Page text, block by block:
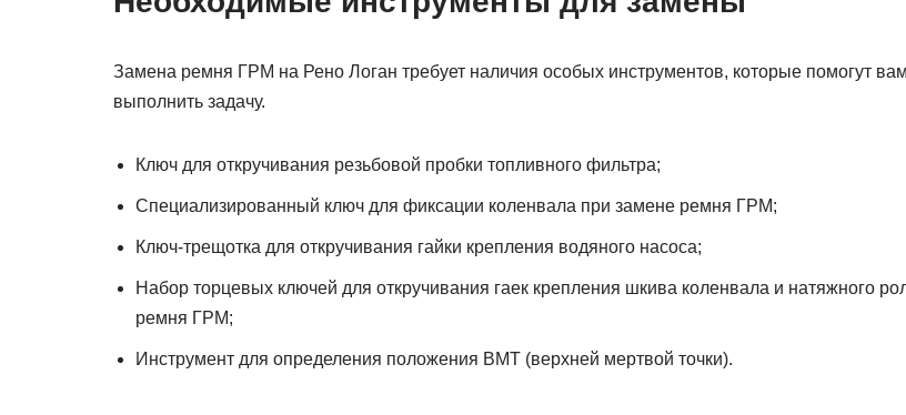
Замена ремня ГРМ на Рено Логан требует наличия особых инструментов, которые помогут вам
выполнить задачу.
Ключ для откручивания резьбовой пробки топливного фильтра;
Специализированный ключ для фиксации коленвала при замене ремня ГРМ;
Ключ-трещотка для откручивания гайки крепления водяного насоса;
Набор торцевых ключей для откручивания гаек крепления шкива коленвала и натяжного
ремня ГРМ;
Инструмент для определения положения ВМТ (верхней мертвой точки).